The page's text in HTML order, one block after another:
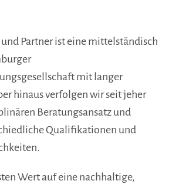
und Partner ist eine mittelständisch
mit langer
hinaus verfolgen wir seit jeher
Beratungsansatz und
Qualifikationen und
Wert auf eine nachhaltige,